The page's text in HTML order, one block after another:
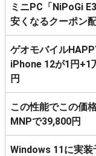
ミニPC「NiPoGi
安くなるクーポン
ゲオモバイル
iPhone 12が1円+1
円
この性能でこの価
MNPで39,800円
Windows 11に実装